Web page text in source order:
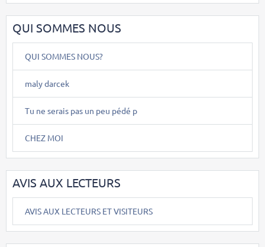
QUI SOMMES NOUS
QUI SOMMES NOUS?
maly darcek
Tu ne serais pas un peu pédé p
CHEZ MOI
AVIS AUX LECTEURS
AVIS AUX LECTEURS ET VISITEURS